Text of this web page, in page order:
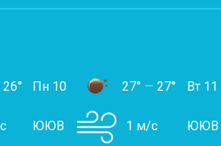
26° Пн 10 27° — 27°
ЮЮВ 1 м/с
Вт 11
ЮЮВ